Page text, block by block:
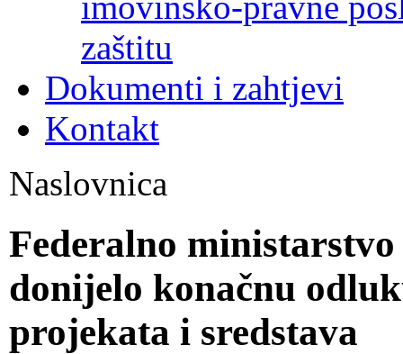
zaštitu
Dokumenti i zahtjevi
Kontakt
Naslovnica
Federalno
donijelo konačnu
projekata i sredstava